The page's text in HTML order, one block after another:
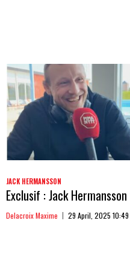
JACK HERMANSSON
Exclusif : Jack
Delacroix Maxime 29 April, 2025 10:49